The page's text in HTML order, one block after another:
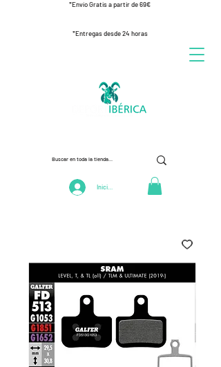
*Envío Gratis a partir de 69€
*Entregas desde 24 horas
Iniciar Sesión